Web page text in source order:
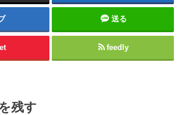
送る
feedly
残す